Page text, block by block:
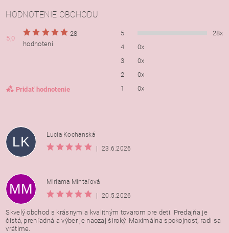
HODNOTENIE OBCHODU
5,0
28
hodnotení
Pridať hodnotenie
5
28x
4
0x
3
0x
2
0x
1
0x
LK
Lucia Kochanská
|
23.6.2026
MM
Miriama Mintaľová
|
20.5.2026
Skvelý obchod s krásnym a kvalitným tovarom pre deti. Predajňa je
čistá, prehľadná a výber je naozaj široký. Maximálna spokojnosť, radi sa
vrátime.